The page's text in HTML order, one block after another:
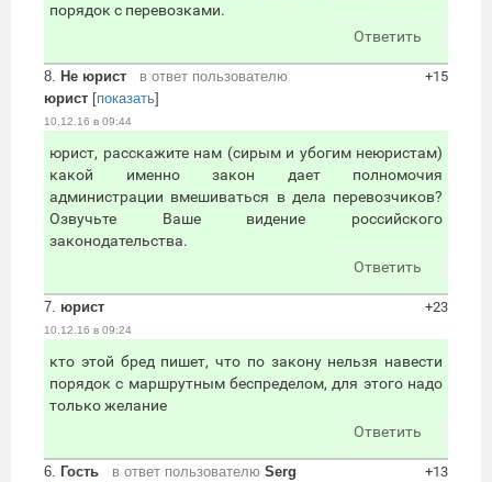
порядок с перевозками.
Ответить
8. Не юрист
в ответ пользователю
юрист [показать]
10.12.16 в 09:44
+15
юрист, расскажите нам (сирым и убогим неюристам)
какой именно закон дает полномочия
администрации вмешиваться в дела перевозчиков?
Озвучьте Ваше видение российского
законодательства.
Ответить
7. юрист
10.12.16 в 09:24
+23
кто этой бред пишет, что по закону нельзя навести
порядок с маршрутным беспределом, для этого надо
только желание
Ответить
6. Гость в ответ пользователю Serg
+13